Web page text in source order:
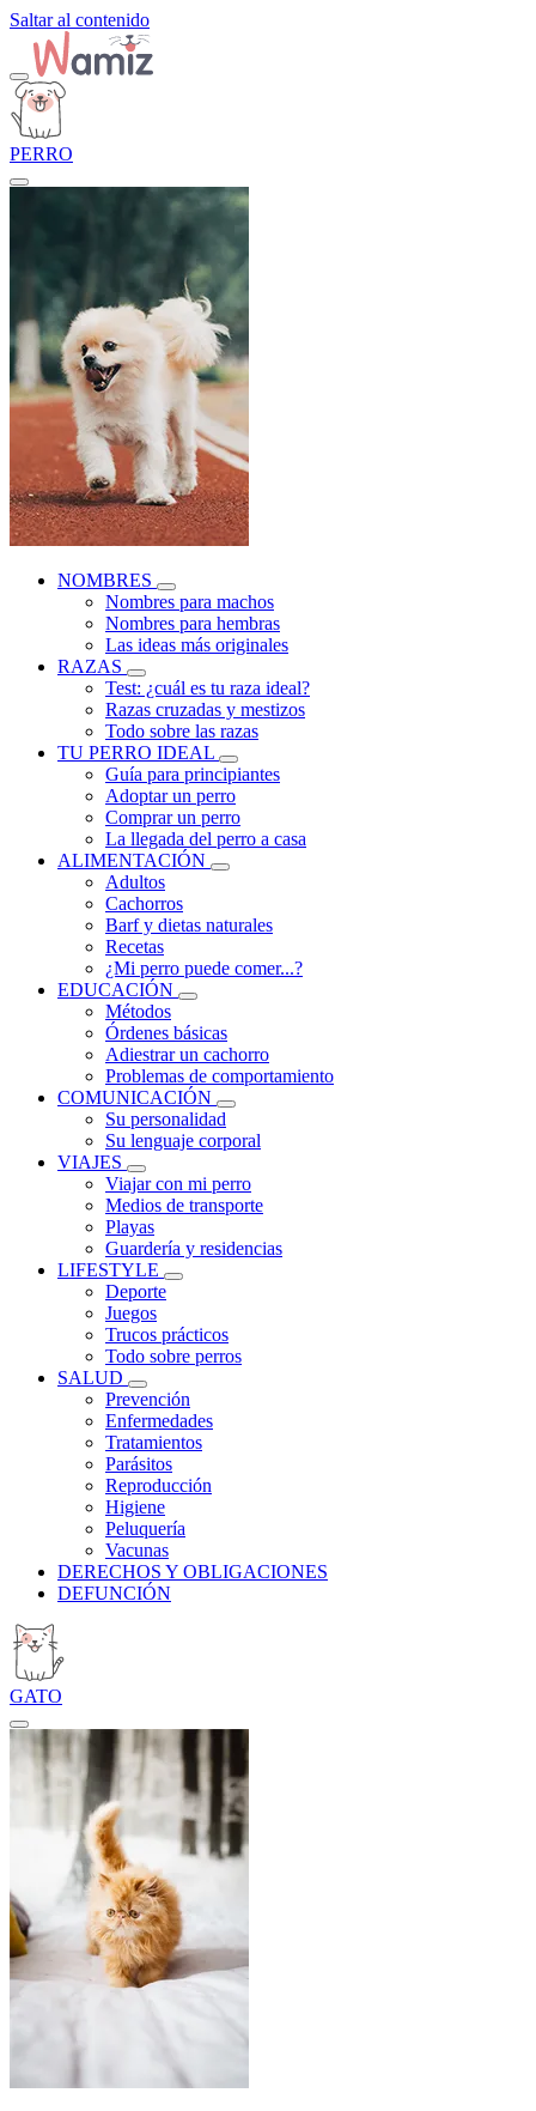
Saltar al contenido
PERRO
NOMBRES
Nombres para machos
Nombres para hembras
Las ideas más originales
RAZAS
Test: ¿cuál es tu raza ideal?
Razas cruzadas y mestizos
Todo sobre las razas
TU PERRO IDEAL
Guía para principiantes
Adoptar un perro
Comprar un perro
La llegada del perro a casa
ALIMENTACIÓN
Adultos
Cachorros
Barf y dietas naturales
Recetas
¿Mi perro puede comer...?
EDUCACIÓN
Métodos
Órdenes básicas
Adiestrar un cachorro
Problemas de comportamiento
COMUNICACIÓN
Su personalidad
Su lenguaje corporal
VIAJES
Viajar con mi perro
Medios de transporte
Playas
Guardería y residencias
LIFESTYLE
Deporte
Juegos
Trucos prácticos
Todo sobre perros
SALUD
Prevención
Enfermedades
Tratamientos
Parásitos
Reproducción
Higiene
Peluquería
Vacunas
DERECHOS Y OBLIGACIONES
DEFUNCIÓN
GATO